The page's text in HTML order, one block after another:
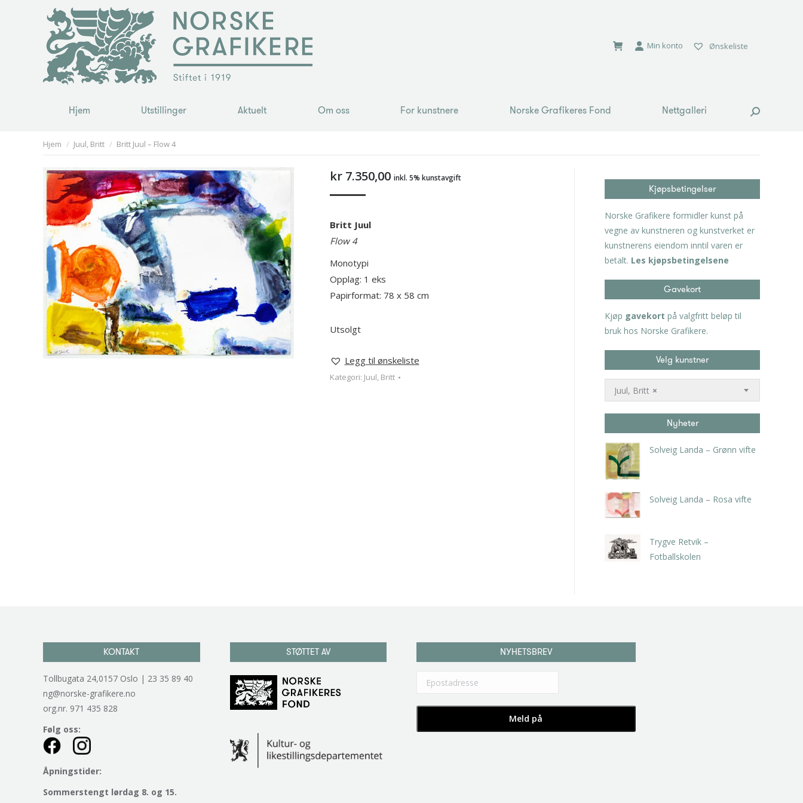
Min konto Ønskeliste
Hjem Utstillinger Aktuelt Om oss For kunstnere Norske Grafikeres Fond Nettgalleri Search:
You are here:
Hjem Juul, Britt Britt Juul – Flow 4
kr7.350,00 inkl. 5% kunstavgift
Britt Juul
Flow 4
Monotypi
Opplag: 1 eks
Papirformat: 78 x 58 cm
Utsolgt
Legg til ønskeliste
Kategori: Juul, Britt
Kjøpsbetingelser
Norske Grafikere formidler kunst på
vegne av kunstneren og kunstverket er
kunstnerens eiendom inntil varen er
betalt. Les kjøpsbetingelsene
Gavekort
Kjøp gavekort på valgfritt beløp til
bruk hos Norske Grafikere.
Velg kunstner
×
Juul, Britt
Nyheter
Solveig Landa – Grønn vifte
Solveig Landa – Rosa vifte
Trygve Retvik –
Fotballskolen
KONTAKT
Tollbugata 24,0157 Oslo | 23 35 89 40
ng@norske-grafikere.no
org.nr. 971 435 828
Følg oss:
Åpningstider:
Sommerstengt lørdag 8. og 15.
STØTTET AV NYHETSBREV
Hjem Utstillinger Aktuelt